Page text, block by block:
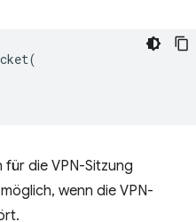
(
die VPN-Sitzung
wenn die VPN-